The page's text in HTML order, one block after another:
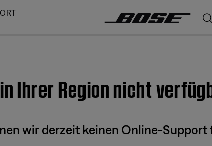
Ihrer Region nicht
wir derzeit keinen Online-